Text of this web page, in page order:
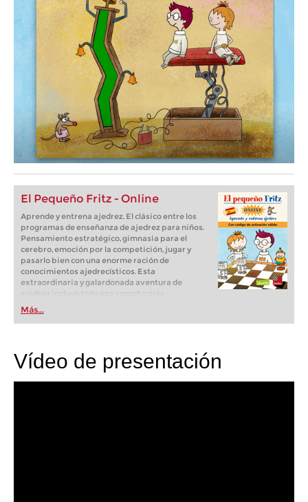
El Pequeño Fritz - Online
Aprende y entrena ajedrez. El clásico entre los
programas de enseñanza de ajedrez para niños.
Pensamiento estratégico, gimnasia para el
cerebro, emoción por la competición, jugar y
pasarlo bien con una enorme ración de
conocimientos ajedrecísticos. Esta
extraordinaria y galardonada aventura de
Más...
Vídeo de presentación